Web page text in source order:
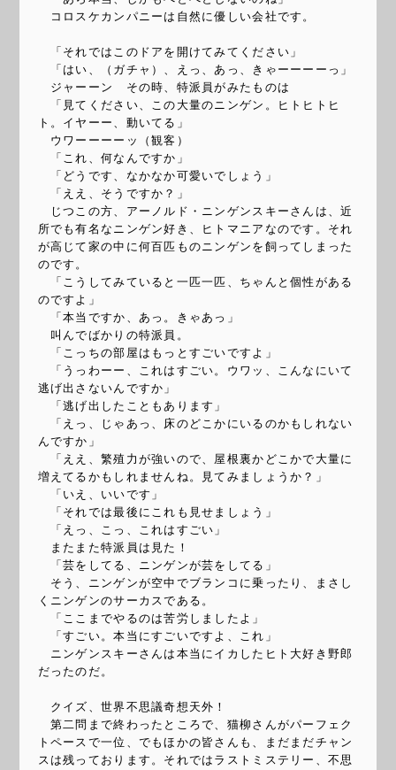
コロスケカンパニーは自然に優しい会社です。
「それではこのドアを開けてみてください」
「はい、（ガチャ）、えっ、あっ、きゃーーーーっ」
ジャーーン その時、特派員がみたものは
「見てください、この大量のニンゲン。ヒトヒトヒ
ト。イヤーー、動いてる」
ウワーーーーッ（観客）
「これ、何なんですか」
「どうです、なかなか可愛いでしょう」
「ええ、そうですか？」
じつこの方、アーノルド・ニンゲンスキーさんは、近
所でも有名なニンゲン好き、ヒトマニアなのです。それ
が高じて家の中に何百匹ものニンゲンを飼ってしまった
のです。
「こうしてみていると一匹一匹、ちゃんと個性がある
のですよ」
「本当ですか、あっ。きゃあっ」
叫んでばかりの特派員。
「こっちの部屋はもっとすごいですよ」
「うっわーー、これはすごい。ウワッ、こんなにいて
逃げ出さないんですか」
「逃げ出したこともあります」
「えっ、じゃあっ、床のどこかにいるのかもしれない
んですか」
「ええ、繁殖力が強いので、屋根裏かどこかで大量に
増えてるかもしれませんね。見てみましょうか？」
「いえ、いいです」
「それでは最後にこれも見せましょう」
「えっ、こっ、これはすごい」
またまた特派員は見た！
「芸をしてる、ニンゲンが芸をしてる」
そう、ニンゲンが空中でブランコに乗ったり、まさし
くニンゲンのサーカスである。
「ここまでやるのは苦労しましたよ」
「すごい。本当にすごいですよ、これ」
ニンゲンスキーさんは本当にイカしたヒト大好き野郎
だったのだ。
クイズ、世界不思議奇想天外！
第二問まで終わったところで、猫柳さんがパーフェク
トペースで一位、でもほかの皆さんも、まだまだチャン
スは残っております。それではラストミステリー、不思